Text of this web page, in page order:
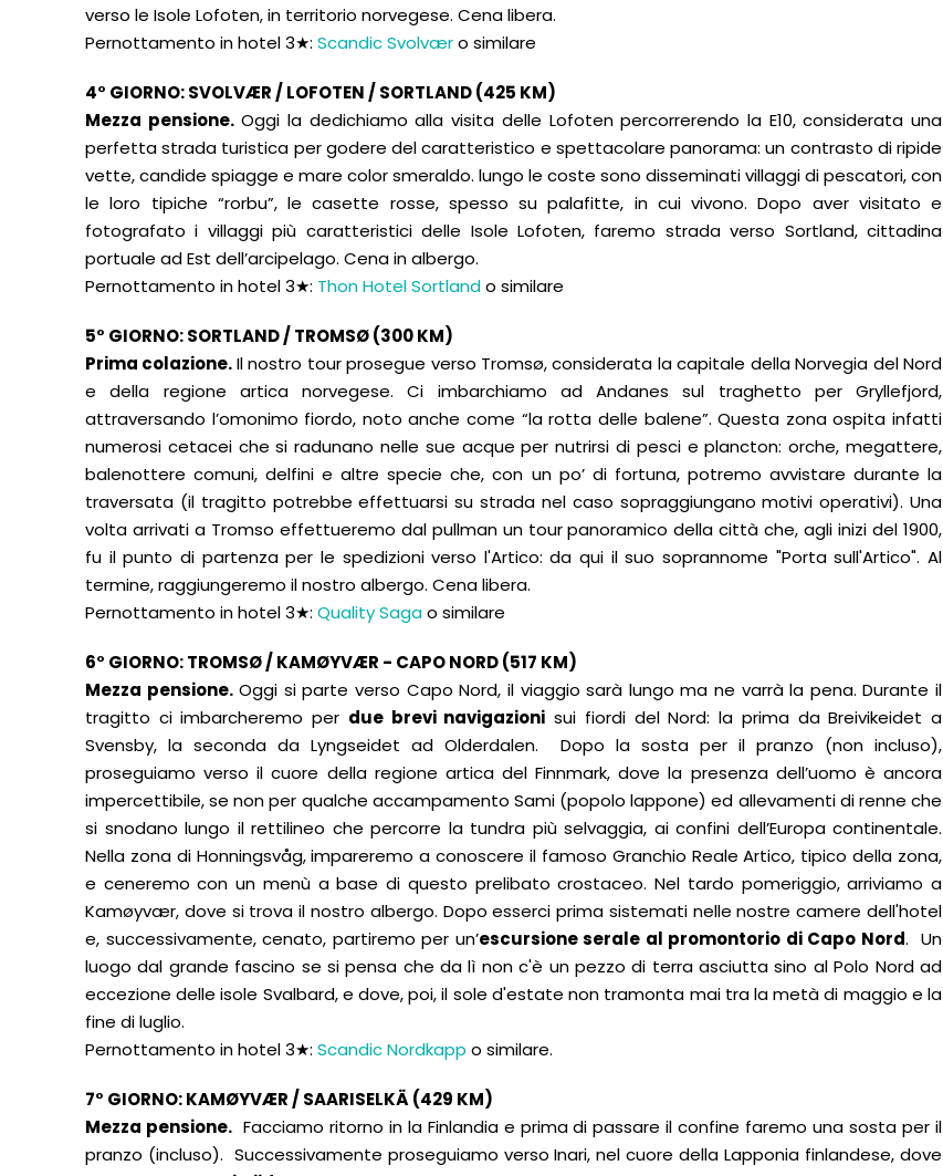
verso le Isole Lofoten, in territorio norvegese. Cena libera.
Pernottamento in hotel 3★: Scandic Svolværo similare
4° GIORNO: SVOLVÆR / LOFOTEN / SORTLAND (425 KM)
Mezza pensione.Oggi la dedichiamo alla visita delle Lofoten percorrerendo la E10, considerata una
perfetta strada turistica per godere del caratteristico e spettacolare panorama: un contrasto di ripide
vette, candide spiagge e mare color smeraldo. lungo le coste sono disseminati villaggi di pescatori, con
le loro tipiche “rorbu”, le casette rosse, spesso su palafitte, in cui vivono. Dopo aver visitato e
fotografato i villaggi più caratteristici delle Isole Lofoten, faremo strada verso Sortland, cittadina
portuale ad Est dell’arcipelago. Cena in albergo.
Pernottamento in hotel 3★: Thon Hotel Sortlando similare
5° GIORNO: SORTLAND / TROMSØ (300 KM)
Prima colazione.Il nostro tour prosegue verso Tromsø, considerata la capitale della Norvegia del Nord
e della regione artica norvegese. Ci imbarchiamo ad Andanes sul traghetto per Gryllefjord,
attraversando l’omonimo fiordo, noto anche come “la rotta delle balene”. Questa zona ospita infatti
numerosi cetacei che si radunano nelle sue acque per nutrirsi di pesci e plancton: orche, megattere,
balenottere comuni, delfini e altre specie che, con un po’ di fortuna, potremo avvistare durante la
traversata (il tragitto potrebbe effettuarsi su strada nel caso sopraggiungano motivi operativi). Una
volta arrivati a Tromso effettueremo dal pullman un tour panoramico della città che, agli inizi del 1900,
fu il punto di partenza per le spedizioni verso l'Artico: da qui il suo soprannome "Porta sull'Artico". Al
termine, raggiungeremo il nostro albergo. Cena libera.
Pernottamento in hotel 3★: Quality Sagao similare
6° GIORNO: TROMSØ / KAMØYVÆR - CAPO NORD (517 KM)
Mezza pensione.Oggi si parte verso Capo Nord, il viaggio sarà lungo ma ne varrà la pena. Durante il
tragitto ci imbarcheremo per due brevi navigazioni sui fiordi del Nord: la prima da Breivikeidet a
Svensby, la seconda da Lyngseidet ad Olderdalen. Dopo la sosta per il pranzo (non incluso),
proseguiamo verso il cuore della regione artica del Finnmark, dove la presenza dell’uomo è ancora
impercettibile, se non per qualche accampamento Sami (popolo lappone) ed allevamenti di renne che
si snodano lungo il rettilineo che percorre la tundra più selvaggia, ai confini dell’Europa continentale.
Nella zona di Honningsvåg, impareremo a conoscere il famoso Granchio Reale Artico, tipico della zona,
e ceneremo con un menù a base di questo prelibato crostaceo. Nel tardo pomeriggio, arriviamo a
Kamøyvær, dove si trova il nostro albergo. Dopo esserci prima sistemati nelle nostre camere dell'hotel
e, successivamente, cenato, partiremo per un’escursione serale al promontorio di Capo Nord. Un
luogo dal grande fascino se si pensa che da lì non c'è un pezzo di terra asciutta sino al Polo Nord ad
eccezione delle isole Svalbard, e dove, poi, il sole d'estate non tramonta mai tra la metà di maggio e la
fine di luglio.
Pernottamento in hotel 3★: Scandic Nordkapp o similare.
7° GIORNO: KAMØYVÆR / SAARISELKÄ (429 KM)
Mezza pensione.Facciamo ritorno in la Finlandia e prima di passare il confine faremo una sosta per il
pranzo (incluso). Successivamente proseguiamo verso Inari, nel cuore della Lapponia finlandese, dove